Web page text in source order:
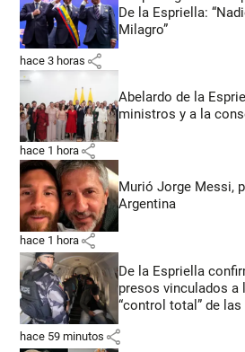
De la Espriella:
Milagro”
hace 3 horas share
Abelardo de la
ministros y a la
hace 1 hora share
Murió Jorge Messi,
Argentina
hace 1 hora share
De la Espriella
presos vinculados a
“control total” de
hace 59 minutos share